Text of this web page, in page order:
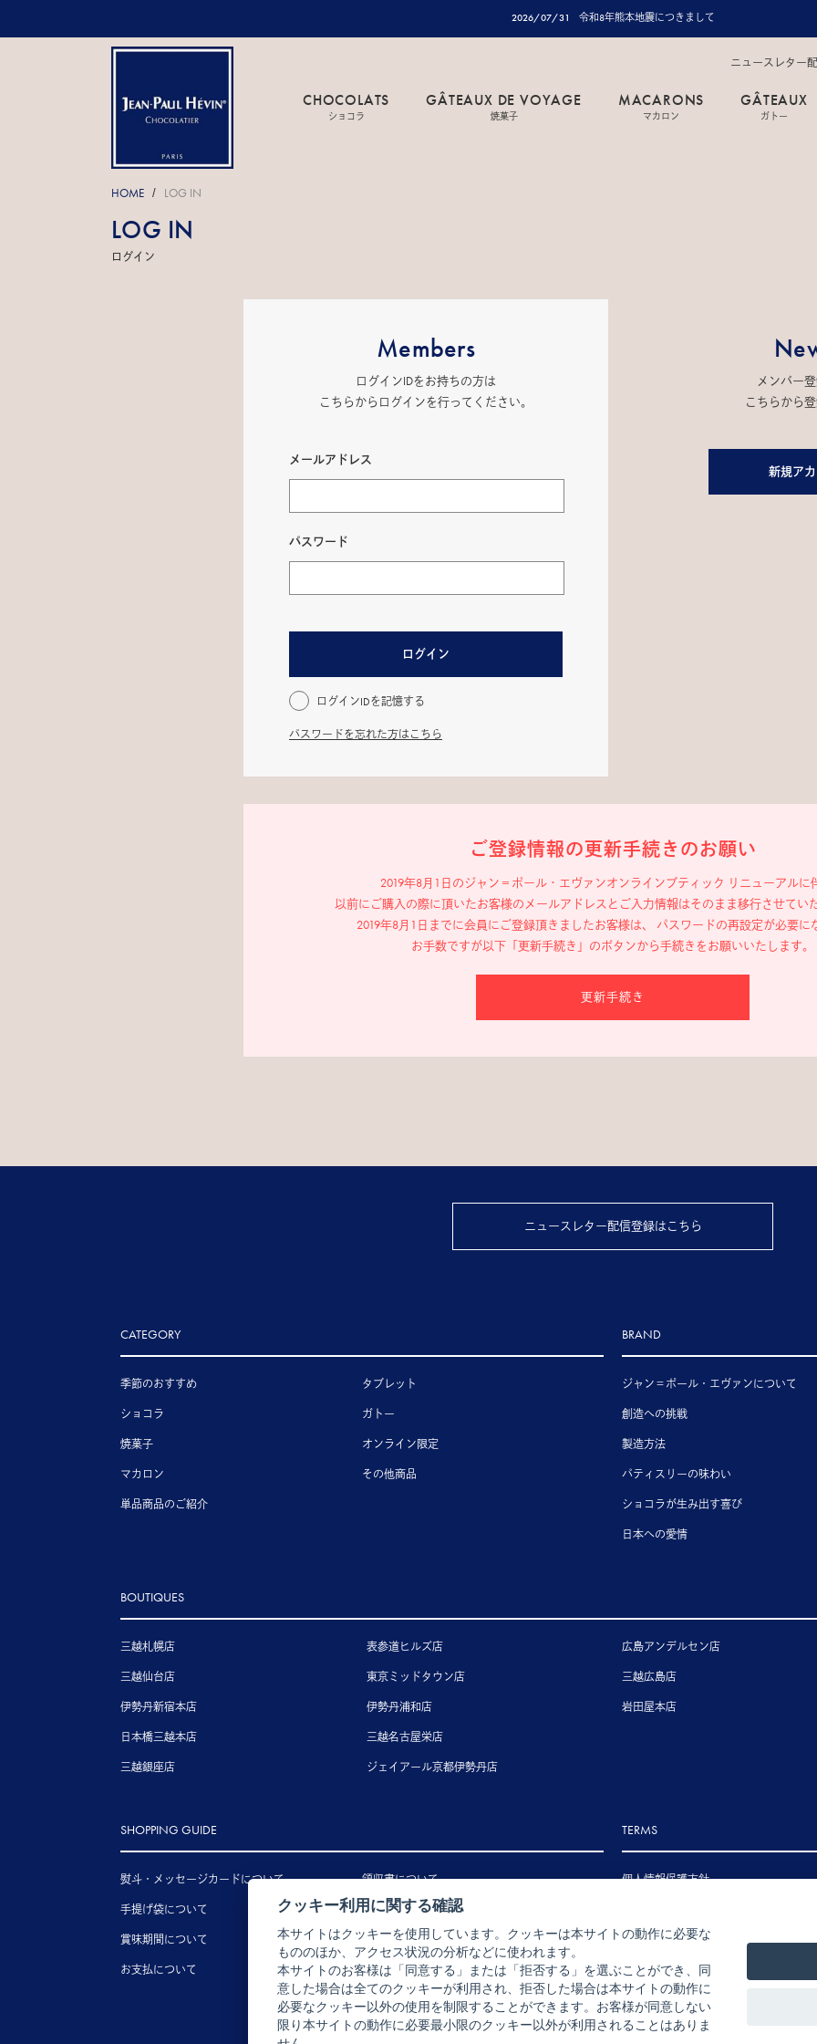
2026/07/31 令和8年熊本地震につきまして
ニュースレター
CHOCOLATS
ショコラ
GÂTEAUX DE VOYAGE
焼菓子
MACARONS
マカロン
GÂTEAUX
ガトー
HOME / LOG IN
LOG IN
ログイン
Members
ログインIDをお持ちの方は
こちらからログインを行ってください。
メールアドレス
パスワード
ログイン
ログインIDを記憶する
パスワードを忘れた方はこちら
メンバー
こちらから
新規ア
ご登録情報の更新手続きのお願い
2019年8月1日のジャン＝ポール・エヴァンオンラインブティック リニューアルに
以前にご購入の際に頂いたお客様のメールアドレスと ご入力情報はそのまま移行させてい
2019年8月1日までに会員にご登録頂きましたお客様は、
パスワードの再設定が必要に
お手数ですが以下「更新手続き」のボタンから手続きをお願いいたします。
更新手続き
ニュースレター配信登録はこちら
CATEGORY
季節のおすすめ
ショコラ
焼菓子
マカロン
単品商品のご紹介
タブレット
ガトー
オンライン限定
その他商品
BRAND
ジャン＝ポール・エヴァンについて
創造への挑戦
製造方法
パティスリーの味わい
ショコラが生み出す喜び
日本への愛情
BOUTIQUES
三越札幌店
三越仙台店
伊勢丹新宿本店
日本橋三越本店
三越銀座店
表参道ヒルズ店
東京ミッドタウン店
伊勢丹浦和店
三越名古屋栄店
ジェイアール京都伊勢丹店
広島アンデルセン店
三越広島店
岩田屋本店
SHOPPING GUIDE
熨斗・メッセージカードについて
手提げ袋について
賞味期間について
お支払について
領収書について
送料について
配送について
キャンセル・返品・交換について
TERMS
個人情報保護方針
クッキー利用に関する確認
本サイトはクッキーを使用しています。クッキーは本サイトの動作に必要な
もののほか、アクセス状況の分析などに使われます。
本サイトのお客様は「同意する」または「拒否する」を選ぶことができ、同
意した場合は全てのクッキーが利用され、拒否した場合は本サイトの動作に
必要なクッキー以外の使用を制限することができます。お客様が同意しない
限り本サイトの動作に必要最小限のクッキー以外が利用されることはありま